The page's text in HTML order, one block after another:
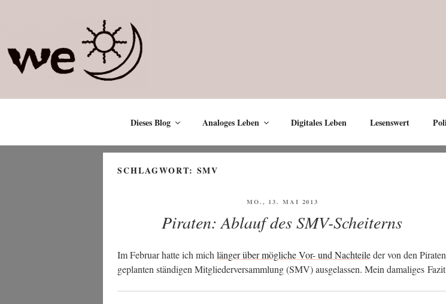
Dieses Blog Analoges Leben Digitales Leben Lesenswert
SCHLAGWORT: SMV
VERÖFFENTLICHT
MO., 13. MAI 2013
Piraten: Ablauf des SMV-Scheiterns
Im Febru­ar hat­te ich mich län­ger über mög­li­che Vor- und Nach­tei­leder von den Pira­ten
geplan­ten stän­di­gen Mit­glie­der­ver­samm­lung (SMV) aus­ge­las­sen. Mein dama­li­ges